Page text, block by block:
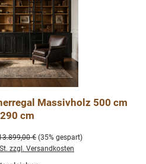
Massivholz 500 cm
cm
Preis:
€ (35% gespart)
zzgl. Versandkosten